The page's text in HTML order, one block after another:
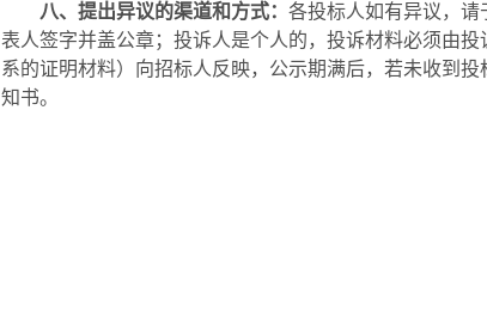
八、提出异议的渠道和方式：各投标人如有异议，
表人签字并盖公章；投诉人是个人的，投诉材料必须由
系的证明材料）向招标人反映，公示期满后，若未收到
知书。